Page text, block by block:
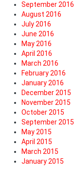
September 2016
August 2016
July 2016
June 2016
May 2016
April 2016
March 2016
February 2016
January 2016
December 2015
November 2015
October 2015
September 2015
May 2015
April 2015
March 2015
January 2015